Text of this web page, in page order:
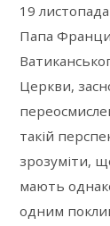
19 листопада
Папа
Церкви,
такій
зрозуміти,
мають
одним